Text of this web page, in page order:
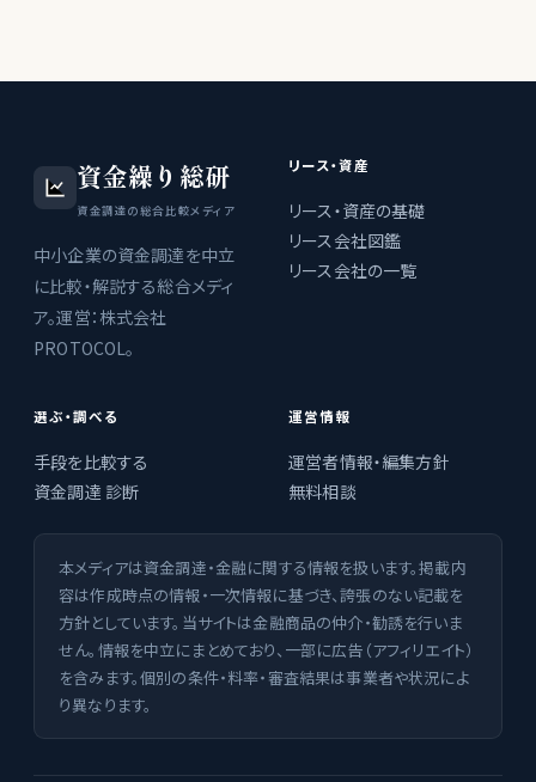
資金繰り総研
資金調達の総合比較メディア
中小企業の資金調達を中立
に比較・解説する総合メディ
ア。運営：株式会社
PROTOCOL。
リース・資産
リース・資産の基礎
リース会社図鑑
リース会社の一覧
選ぶ・調べる
手段を比較する
資金調達 診断
運営情報
運営者情報・編集方針
無料相談
本メディアは資金調達・金融に関する情報を扱います。掲載内
容は作成時点の情報・一次情報に基づき、誇張のない記載を
方針としています。当サイトは金融商品の仲介・勧誘を行いま
せん。情報を中立にまとめており、一部に広告（アフィリエイト）
を含みます。個別の条件・料率・審査結果は事業者や状況によ
り異なります。